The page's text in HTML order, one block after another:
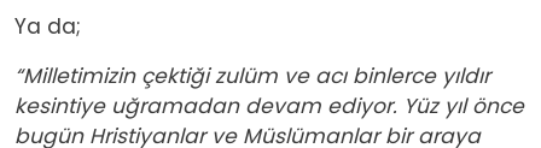
Ya da;
“Milletimizin çektiği zulüm ve acı binlerce yıldır
kesintiye uğramadan devam ediyor. Yüz yıl önce
bugün Hristiyanlar ve Müslümanlar bir araya